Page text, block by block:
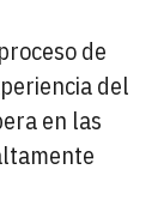
de
del
en las